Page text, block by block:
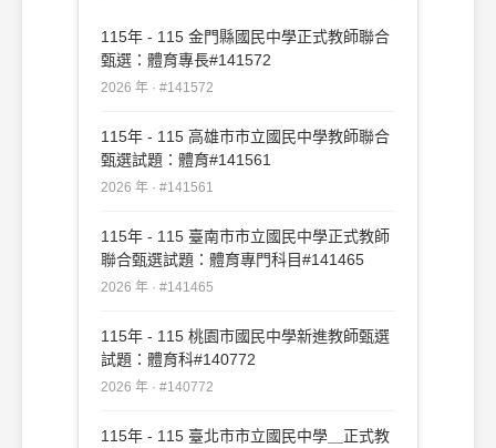
115年 - 115 金門縣國民中學正式教師聯合
甄選：體育專長#141572
2026 年 · #141572
115年 - 115 高雄市市立國民中學教師聯合
甄選試題：體育#141561
2026 年 · #141561
115年 - 115 臺南市市立國民中學正式教師
聯合甄選試題：體育專門科目#141465
2026 年 · #141465
115年 - 115 桃園市國民中學新進教師甄選
試題：體育科#140772
2026 年 · #140772
115年 - 115 臺北市市立國民中學＿正式教